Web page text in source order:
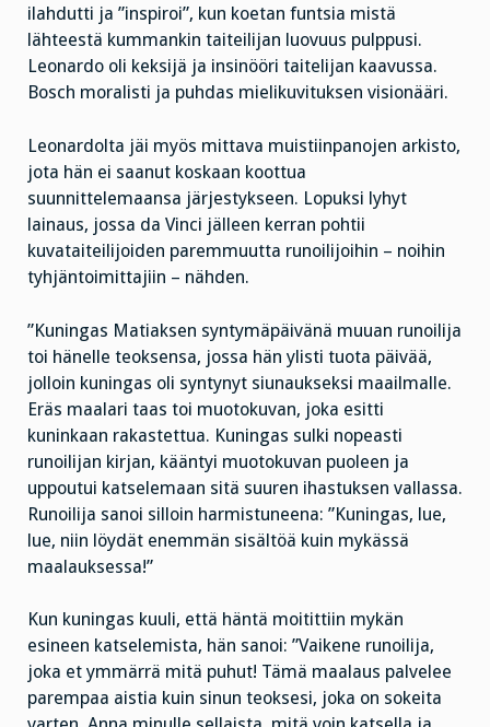
ilahdutti ja ”inspiroi”, kun koetan funtsia mistä
lähteestä kummankin taiteilijan luovuus pulppusi.
Leonardo oli keksijä ja insinööri taitelijan kaavussa.
Bosch moralisti ja puhdas mielikuvituksen visionääri.
Leonardolta jäi myös mittava muistiinpanojen arkisto,
jota hän ei saanut koskaan koottua
suunnittelemaansa järjestykseen. Lopuksi lyhyt
lainaus, jossa da Vinci jälleen kerran pohtii
kuvataiteilijoiden paremmuutta runoilijoihin – noihin
tyhjäntoimittajiin – nähden.
”Kuningas Matiaksen syntymäpäivänä muuan runoilija
toi hänelle teoksensa, jossa hän ylisti tuota päivää,
jolloin kuningas oli syntynyt siunaukseksi maailmalle.
Eräs maalari taas toi muotokuvan, joka esitti
kuninkaan rakastettua. Kuningas sulki nopeasti
runoilijan kirjan, kääntyi muotokuvan puoleen ja
uppoutui katselemaan sitä suuren ihastuksen vallassa.
Runoilija sanoi silloin harmistuneena: ”Kuningas, lue,
lue, niin löydät enemmän sisältöä kuin mykässä
maalauksessa!”
Kun kuningas kuuli, että häntä moitittiin mykän
esineen katselemista, hän sanoi: ”Vaikene runoilija,
joka et ymmärrä mitä puhut! Tämä maalaus palvelee
parempaa aistia kuin sinun teoksesi, joka on sokeita